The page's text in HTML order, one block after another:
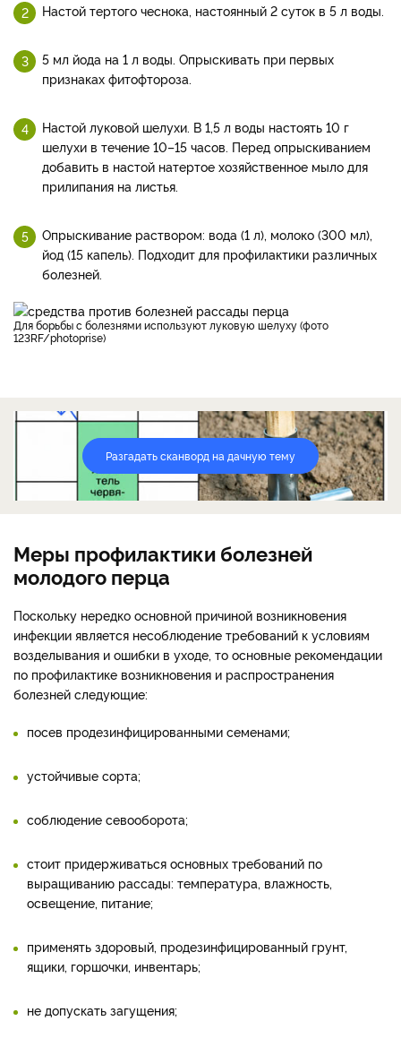
Настой тертого чеснока, настоянный 2 суток в 5 л воды.
5 мл йода на 1 л воды. Опрыскивать при первых
признаках фитофтороза.
Настой луковой шелухи. В 1,5 л воды настоять 10 г
шелухи в течение 10–15 часов. Перед опрыскиванием
добавить в настой натертое хозяйственное мыло для
прилипания на листья.
Опрыскивание раствором: вода (1 л), молоко (300 мл),
йод (15 капель). Подходит для профилактики различных
болезней.
Для борьбы с болезнями используют луковую шелуху (фото
123RF/photoprise)
Разгадать сканворд на дачную тему
Меры профилактики болезней
молодого перца
Поскольку нередко основной причиной возникновения
инфекции является несоблюдение требований к условиям
возделывания и ошибки в уходе, то основные рекомендации
по профилактике возникновения и распространения
болезней следующие:
посев продезинфицированными семенами;
устойчивые сорта;
соблюдение севооборота;
стоит придерживаться основных требований по
выращиванию рассады: температура, влажность,
освещение, питание;
применять здоровый, продезинфицированный грунт,
ящики, горшочки, инвентарь;
не допускать загущения;